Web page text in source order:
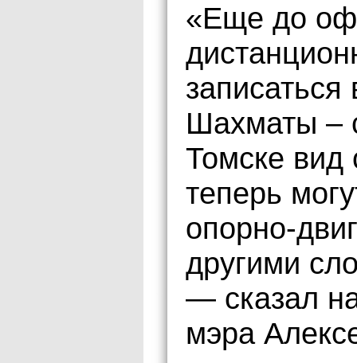
«Еще до
Шахматы –
Томске вид
теперь
опорно-
другими
— сказал
мэра